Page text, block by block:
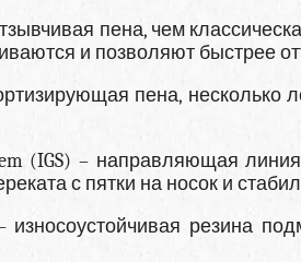
пена, чем
и позволяют быстрее
пена, несколько
(IGS) – направляющая
с пятки на носок и
износоустойчивая резина